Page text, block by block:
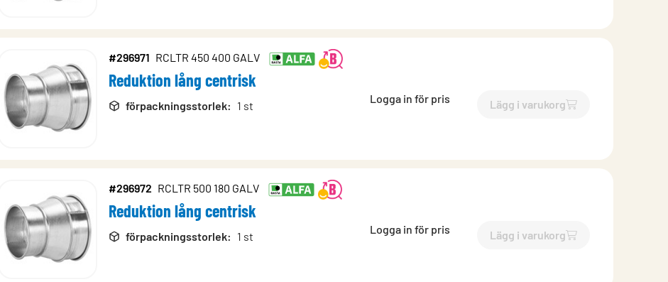
#296971 RCLTR 450 400 GALV
Reduktion lång centrisk
förpackningsstorlek: 1 st
Logga in för pris Lägg i varukorg
`$Lägg till
#296972 RCLTR 500 180 GALV
Reduktion lång centrisk
förpackningsstorlek: 1 st
Logga in för pris Lägg i varukorg
`$Lägg till